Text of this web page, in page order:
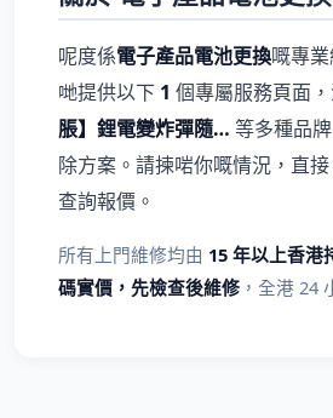
呢度係電子產品電池更換嘅專
哋提供以下 1 個專屬服務頁面
脹】鋰電變炸彈隨… 等多種品
除方案。請揀啱你嘅情況，直
查詢報價。
所有上門維修均由 15 年以上香港
碼實價，先檢查後維修 ，全港 24